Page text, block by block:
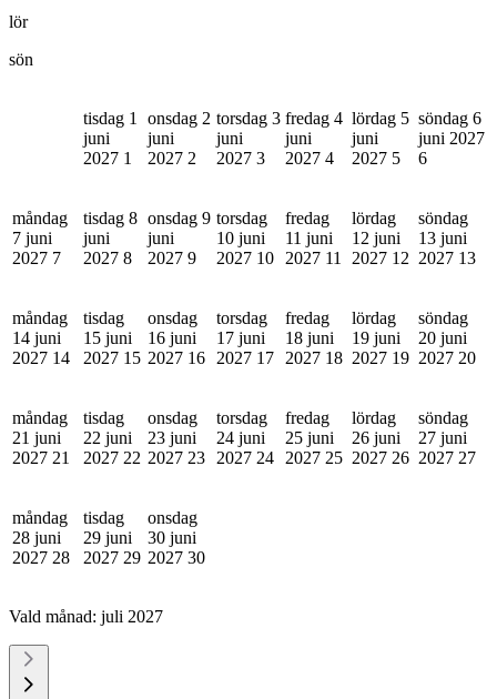
lör
sön
tisdag 1
juni
2027 1
onsdag 2
juni
2027 2
torsdag 3
juni
2027 3
fredag 4
juni
2027 4
lördag 5
juni
2027 5
söndag 6
juni 2027
6
måndag
7 juni
2027 7
tisdag 8
juni
2027 8
onsdag 9
juni
2027 9
torsdag
10 juni
2027 10
fredag
11 juni
2027 11
lördag
12 juni
2027 12
söndag
13 juni
2027 13
måndag
14 juni
2027 14
tisdag
15 juni
2027 15
onsdag
16 juni
2027 16
torsdag
17 juni
2027 17
fredag
18 juni
2027 18
lördag
19 juni
2027 19
söndag
20 juni
2027 20
måndag
21 juni
2027 21
tisdag
22 juni
2027 22
onsdag
23 juni
2027 23
torsdag
24 juni
2027 24
fredag
25 juni
2027 25
lördag
26 juni
2027 26
söndag
27 juni
2027 27
måndag
28 juni
2027 28
tisdag
29 juni
2027 29
onsdag
30 juni
2027 30
Vald månad: juli 2027